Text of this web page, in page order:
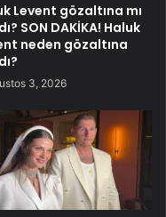
Levent gözaltına mı
SON DAKİKA! Haluk
neden gözaltına
3, 2026